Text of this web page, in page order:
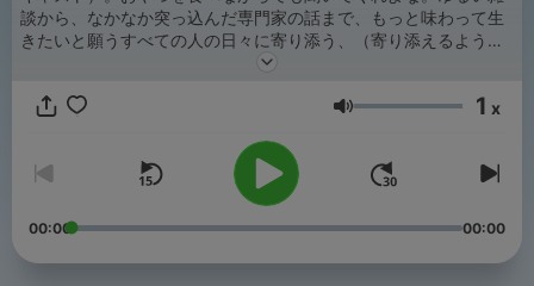
談から、なかなか突っ込んだ専門家の話まで、もっと味わって生
きたいと願うすべての人の日々に寄り添う、（寄り添えるように
なれたら嬉しい）番組です。とにかくやってみよう。みんなでお
（おやつ君はフライドポテトにぶら下がっています）
▼SNS https://www.youtube.com/@oyatsunoyatsu
https://instagram.com/oyatsunoyatsu/
▼artwork：Takuto Okamoto
音量 1 x
00:00 00:00